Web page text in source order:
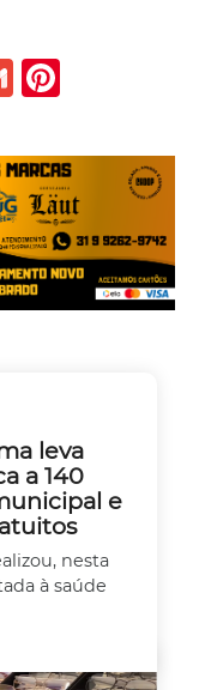
Gmail
leva
a 140
e
nesta
à saúde